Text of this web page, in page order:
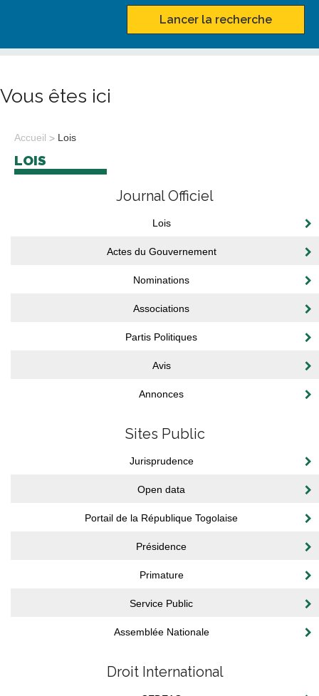
Lancer la recherche
Vous êtes ici
Accueil Lois
LOIS
Journal Officiel
Lois
Actes du Gouvernement
Nominations
Associations
Partis Politiques
Avis
Annonces
Sites Public
Jurisprudence
Open data
Portail de la République Togolaise
Présidence
Primature
Service Public
Assemblée Nationale
Droit International